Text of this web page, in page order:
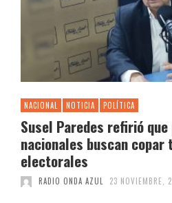
NACIONAL NOTICIA POLÍTICA
Susel Paredes refirió
nacionales buscan copar
electorales
RADIO ONDA AZUL 23 NOVIEMBRE,